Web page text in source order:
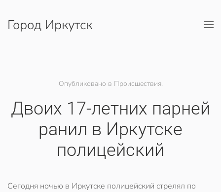
Перейти к содержимому
Город Иркутск
Опубликовано в Происшествия.
Двоих 17-летних парней
ранил в Иркутске
полицейский
Сегодня ночью в Иркутске полицейский стрелял по